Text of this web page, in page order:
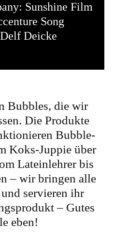
Sunshine Film
Song
Deicke
Bubbles, die wir
Die Produkte
Bubble-
Koks-Juppie über
Lateinlehrer bis
– wir bringen alle
servieren ihr
– Gutes
eben!